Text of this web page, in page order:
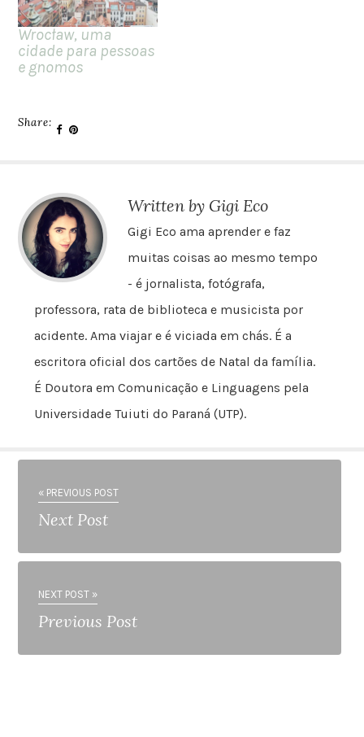
Wrocław, uma
cidade para pessoas
e gnomos
Share:
Written by Gigi Eco
Gigi Eco ama aprender e faz
muitas coisas ao mesmo tempo
- é jornalista, fotógrafa,
professora, rata de biblioteca e musicista por
acidente. Ama viajar e é viciada em chás. É a
escritora oficial dos cartões de Natal da família.
É Doutora em Comunicação e Linguagens pela
Universidade Tuiuti do Paraná (UTP).
« PREVIOUS POST
Next Post
NEXT POST »
Previous Post